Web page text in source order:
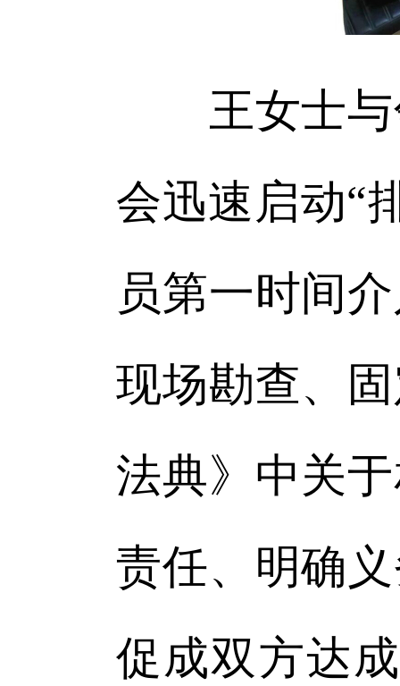
王女士与
会迅速启动“
员第一时间
现场勘查、
法典》中关
责任、明确
促成双方达